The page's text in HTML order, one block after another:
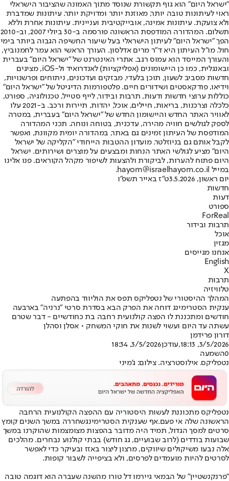
"ישראל היום" הוא גוף תקשורת שנוסד מתוך האמונה שהציבור הישראלי
ראוי לעיתונות טובה יותר, מאוזנת יותר ומדויקת יותר. עיתונות שמדברת
ולא צועקת. עיתונות אמינה, אובייקטיבית ועניינית. עיתונות אחרת וללא
תשלום. המהדורה המודפסת הראשונה פורסמה ב-30 ביולי 2007, וב-2010
הפך "ישראל היום" לעיתון הישראלי בעל שיעור החשיפה הגבוה ביותר בימי
חול. מו"ל העיתון היא ד"ר מרים אדלסון. העורך הראשי הוא עמר לחמנוביץ,
והעורך המייסד הוא עמוס רגב. אתרי האינטרנט של "ישראל היום" בעברית
ובאנגלית, כמו כן היישומונים (אפליקציות) לאנדרואיד ול-iOS, מציגים
חדשות מסביב לשעון, תוכן בלעדי, מבזקים ועדכונים, ניתוחים ופרשנויות,
וידיאו, פודקאסטים ושידורים חיים. פלטפורמות הדיגיטל של "ישראל היום"
כוללות ערוצי חדשות ודעות, תרבות ובידור, לייף סטייל, טכנולוגיה, ספורט,
כלכלה וצרכנות, בריאות, חיילים, אוכל, יהדות, תיירות ורכב. ב-2021 עלו
לאוויר האתר החדש והיישומון החדש של "ישראל היום" בעברית, במטרה
לספק לגולשים חוויה מהירה, עדכנית, בטוחה ונוחה. תכני המהדורה
המודפסת של העיתון זמינים גם באתר, במהדורה יומית מקוונת, ואפשר
לקבל אותם גם בניוזלטר. מועדון ההטבות הייחודי "הקליקה של ישראל
היום" מציע לגולשי האתר הנחות ומבצעים על מוצרים ושירותים. ישראל
היום פתוח להערות, לביקורת ולהצעות לשיפור מקהל הקוראים. פנו אלינו
במייל hayom@israelhayom.co.il.
יום ראשון, 3.5.2026
ט"ז באייר תשפ"ו
חדשות
דעות
ספורט
ForReal
תרבות ובידור
אוכל
מגזין
אנחנו מגייסים
English
X
תרבות
טלוויזיה
המהלך ההיסטורי של נטפליקס תפס את הוליווד בהפתעה
ענקית הסטרימינג דוחה את הפרק הבא בסדרת סרטי "נרניה" בארבעה
חודשים ומתכננת לו הפצה קולנועית רחבה בת כחודשיים - דבר שטרם
עשתה עד היום ועשוי לשנות את חוקי המשחק • אסלן וסהלן
דורון פרידמן
3/5/2026, 18:13
,עודכן3/5/2026, 18:34
0השמעה
נטפליקס. אילוסטרציה. צילום: ג'מיני
נטפליקס מתכוננת לעשות היסטוריה עם ההפצה הקולנועית הרחבה
הראשונה שלה אי פעם.אף שענקית הסטרימינגשחררה במשך השנים קומץ
סרטים למסך הגדול, תמיד היה מדובר בהפצות מצומצמות שהוקרנו במשך
שבועות בודדים (לרוב שבועיים, גג חודש) בבתי קולנוע נבחרים. מהלכים
אלה נבעו משיקולים שיווקים, מרצון ליצור באזז ובעיקר כדי לאפשר
לסרטים להיות מועמדים לפרסים, ולא בציפייה לשבור קופות.
"פרנקנשטיין" של הבמאי גיירמו דל טורו מהשנה שעברה הוא דוגמה טובה